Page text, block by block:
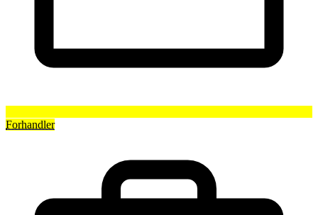
Forhandler